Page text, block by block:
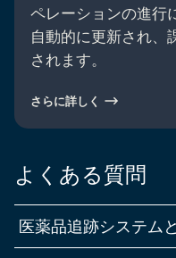
ペレーションの進行
自動的に更新され、
されます。
さらに詳しく
よくある質問
医薬品追跡システム